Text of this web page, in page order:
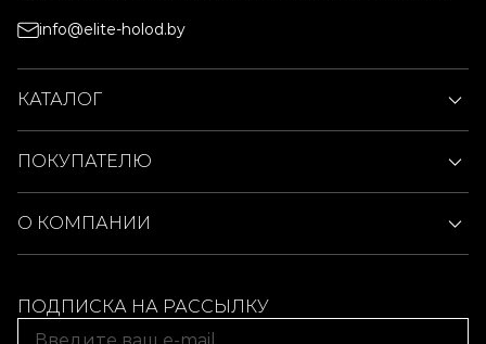
info@elite-holod.by
КАТАЛОГ
ПОКУПАТЕЛЮ
О КОМПАНИИ
ПОДПИСКА НА РАССЫЛКУ